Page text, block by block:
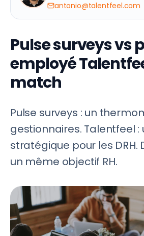
antonio@talentfeel.com
Pulse surveys vs
employé
match
Pulse surveys : un
gestionnaires. Talentfeel :
stratégique pour les DRH.
un même objectif RH.